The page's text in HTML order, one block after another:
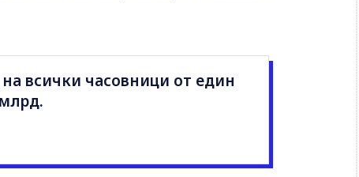
всички часовници от един